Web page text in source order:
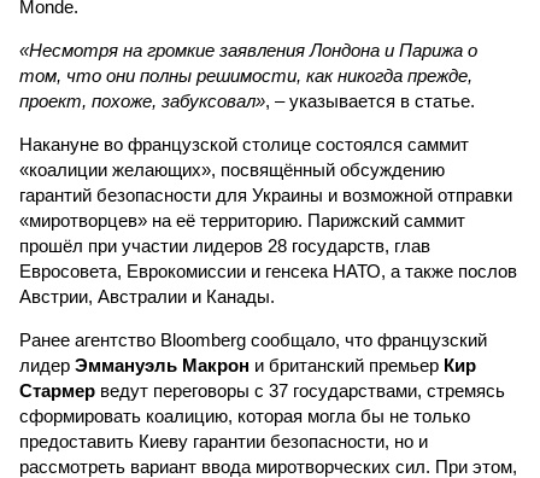
Monde.
«Несмотря на громкие заявления Лондона и Парижа о
том, что они полны решимости, как никогда прежде,
проект, похоже, забуксовал», – указывается в статье.
Накануне во французской столице состоялся саммит
«коалиции желающих», посвящённый обсуждению
гарантий безопасности для Украины и возможной отправки
«миротворцев» на её территорию. Парижский саммит
прошёл при участии лидеров 28 государств, глав
Евросовета, Еврокомиссии и генсека НАТО, а также послов
Австрии, Австралии и Канады.
Ранее агентство Bloomberg сообщало, что французский
лидер Эммануэль Макрон и британский премьер Кир
Стармер ведут переговоры с 37 государствами, стремясь
сформировать коалицию, которая могла бы не только
предоставить Киеву гарантии безопасности, но и
рассмотреть вариант ввода миротворческих сил. При этом,